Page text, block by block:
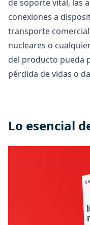
de soporte vital, las
conexiones a
transporte
nucleares o
del producto pueda
pérdida de vidas o
Lo esencial